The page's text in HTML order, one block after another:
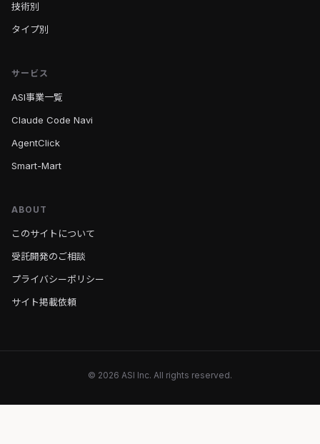
技術別
タイプ別
サービス
ASI事業一覧
Claude Code Navi
AgentClick
Smart-Mart
ABOUT
このサイトについて
受託開発のご相談
プライバシーポリシー
サイト掲載依頼
© 2026 ASI Inc. All rights reserved.